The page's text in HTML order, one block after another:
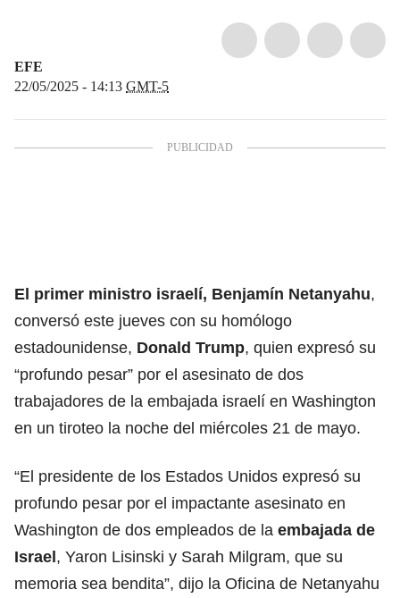
EFE
22/05/2025 - 14:13 GMT-5
El primer ministro israelí, Benjamín Netanyahu,
conversó este jueves con su homólogo
estadounidense, Donald Trump, quien expresó su
“profundo pesar” por el asesinato de dos
trabajadores de la embajada israelí en Washington
en un tiroteo la noche del miércoles 21 de mayo.
“El presidente de los Estados Unidos expresó su
profundo pesar por el impactante asesinato en
Washington de dos empleados de la embajada de
Israel, Yaron Lisinski y Sarah Milgram, que su
memoria sea bendita”, dijo la Oficina de Netanyahu